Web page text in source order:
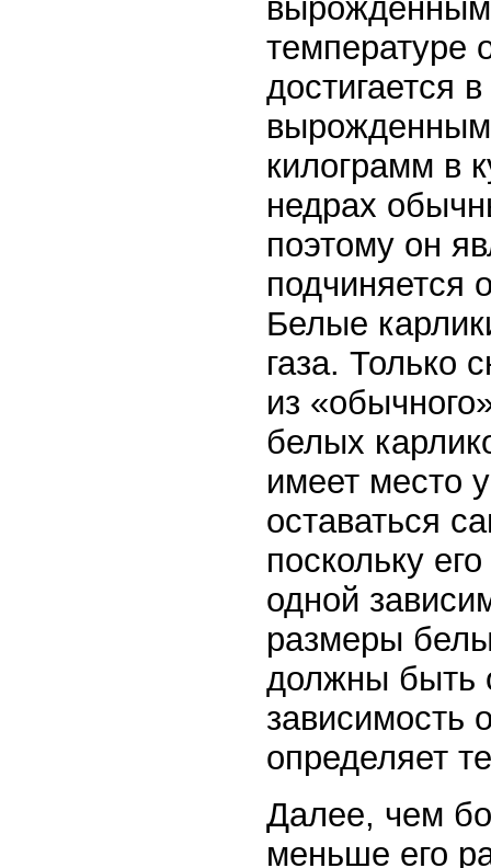
температуре
достигается
килограмм в
недрах
поэтому он
подчиняется
Белые
газа. Только
из
белых
имеет место
оставаться
поскольку
одной
размеры
должны быть
зависимость
определяет
Далее, чем
меньше его